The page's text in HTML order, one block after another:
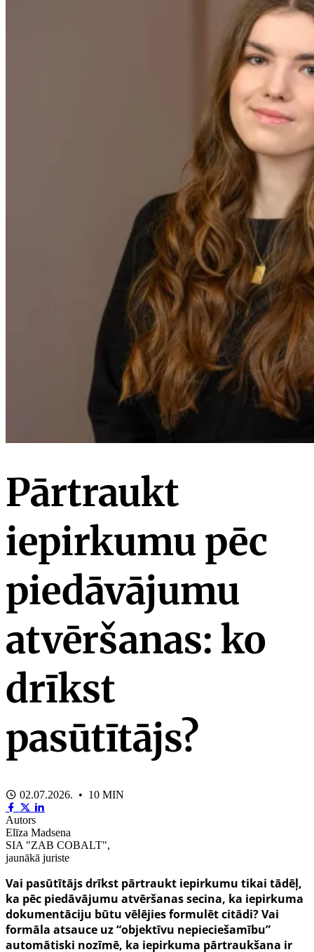
Pārtraukt
iepirkumu pēc
piedāvājumu
atvēršanas: ko
drīkst
pasūtītājs?
02.07.2026. • 10 MIN
Autors
Elīza Madsena
SIA "ZAB COBALT",
jaunākā juriste
Vai pasūtītājs drīkst pārtraukt iepirkumu tikai tādēļ,
ka pēc piedāvājumu atvēršanas secina, ka iepirkuma
dokumentāciju būtu vēlējies formulēt citādi? Vai
formāla atsauce uz “objektīvu nepieciešamību”
automātiski nozīmē, ka iepirkuma pārtraukšana ir